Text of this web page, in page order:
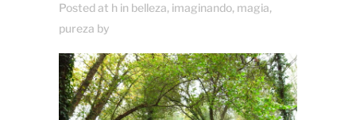
Posted at h in belleza, imaginando, magia,
pureza by